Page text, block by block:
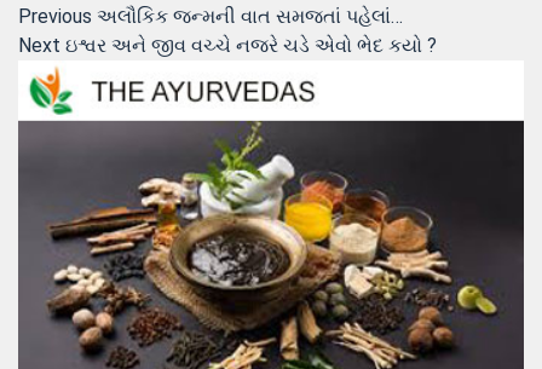
Post
navigation
Previous Previous
post:
અલૌકિક જન્મની વાત સમજતાં પહેલાં…
Next Next
ઇશ્વર અને જીવ વચ્ચે નજરે ચડે એવો ભેદ કયો ?